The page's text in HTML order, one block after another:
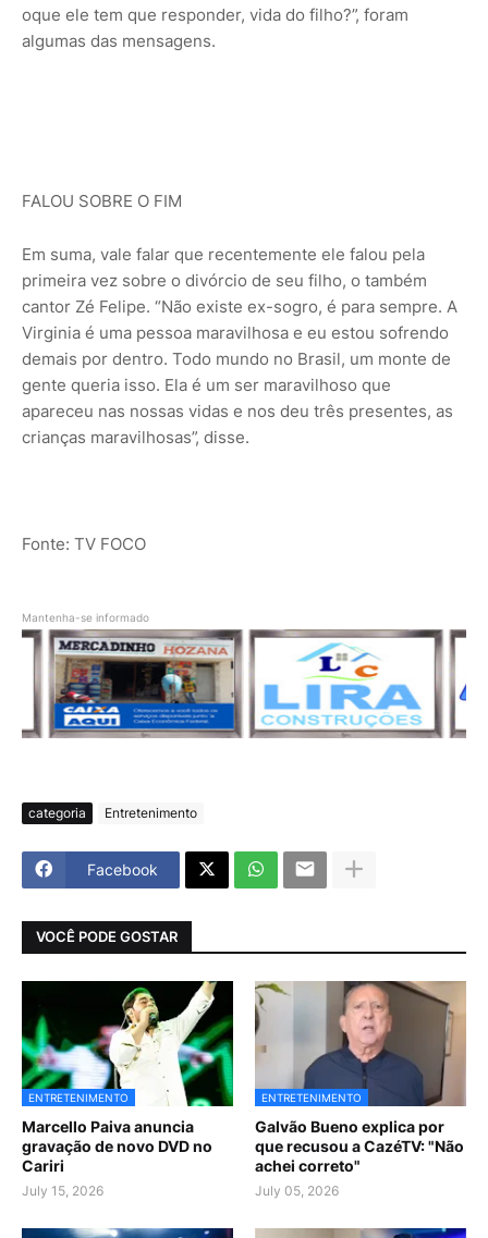
oque ele tem que responder, vida do filho?”, foram
algumas das mensagens.
FALOU SOBRE O FIM
Em suma, vale falar que recentemente ele falou pela
primeira vez sobre o divórcio de seu filho, o também
cantor Zé Felipe. “Não existe ex-sogro, é para sempre. A
Virginia é uma pessoa maravilhosa e eu estou sofrendo
demais por dentro. Todo mundo no Brasil, um monte de
gente queria isso. Ela é um ser maravilhoso que
apareceu nas nossas vidas e nos deu três presentes, as
crianças maravilhosas”, disse.
Fonte: TV FOCO
Mantenha-se informado
categoria Entretenimento
Facebook
VOCÊ PODE GOSTAR
ENTRETENIMENTO
Marcello Paiva anuncia
gravação de novo DVD no
Cariri
July 15, 2026
ENTRETENIMENTO
Galvão Bueno explica por
que recusou a CazéTV: "Não
achei correto"
July 05, 2026